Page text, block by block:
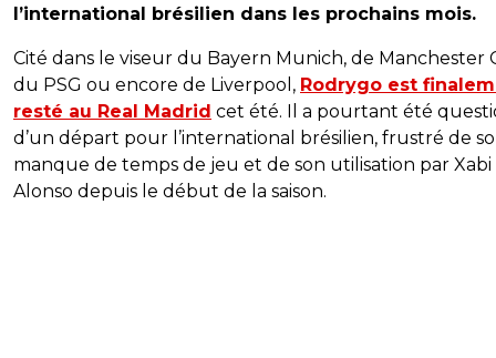
l’international brésilien dans les prochains mois.
Cité dans le viseur du Bayern Munich, de Manchester
du PSG ou encore de Liverpool, Rodrygo est
resté au Real Madrid cet été. Il a pourtant été
d’un départ pour l’international brésilien, frustré de
manque de temps de jeu et de son utilisation par Xabi
Alonso depuis le début de la saison.